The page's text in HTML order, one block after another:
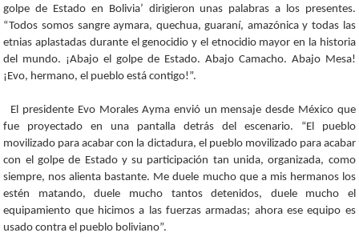
golpe de Estado en Bolivia’ dirigieron unas palabras a los presentes.
“Todos somos sangre aymara, quechua, guaraní, amazónica y todas las
etnias aplastadas durante el genocidio y el etnocidio mayor en la historia
del mundo. ¡Abajo el golpe de Estado. Abajo Camacho. Abajo Mesa!
¡Evo, hermano, el pueblo está contigo!”.
El presidente Evo Morales Ayma envió un mensaje desde México que
fue proyectado en una pantalla detrás del escenario. “El pueblo
movilizado para acabar con la dictadura, el pueblo movilizado para acabar
con el golpe de Estado y su participación tan unida, organizada, como
siempre, nos alienta bastante. Me duele mucho que a mis hermanos los
estén matando, duele mucho tantos detenidos, duele mucho el
equipamiento que hicimos a las fuerzas armadas; ahora ese equipo es
usado contra el pueblo boliviano”.